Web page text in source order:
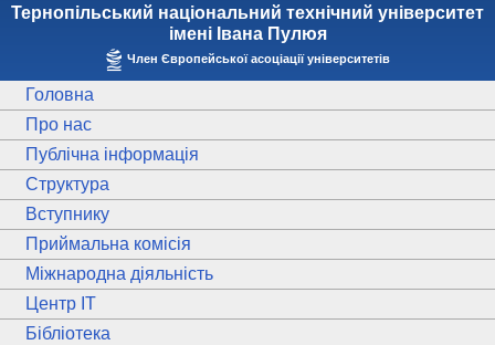
Тернопiльський національний технiчний унiверситет
iменi Iвана Пулюя
Член Європейської асоціації університетів
Головна
Про нас
Публічна інформація
Структура
Вступнику
Приймальна комісія
Міжнародна діяльність
Центр ІТ
Бібліотека